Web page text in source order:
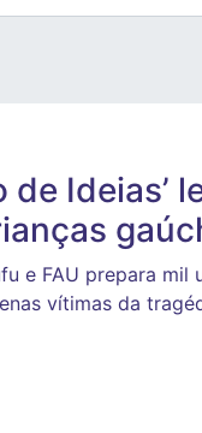
de Ideias’
e FAU prepara mil
vítimas da